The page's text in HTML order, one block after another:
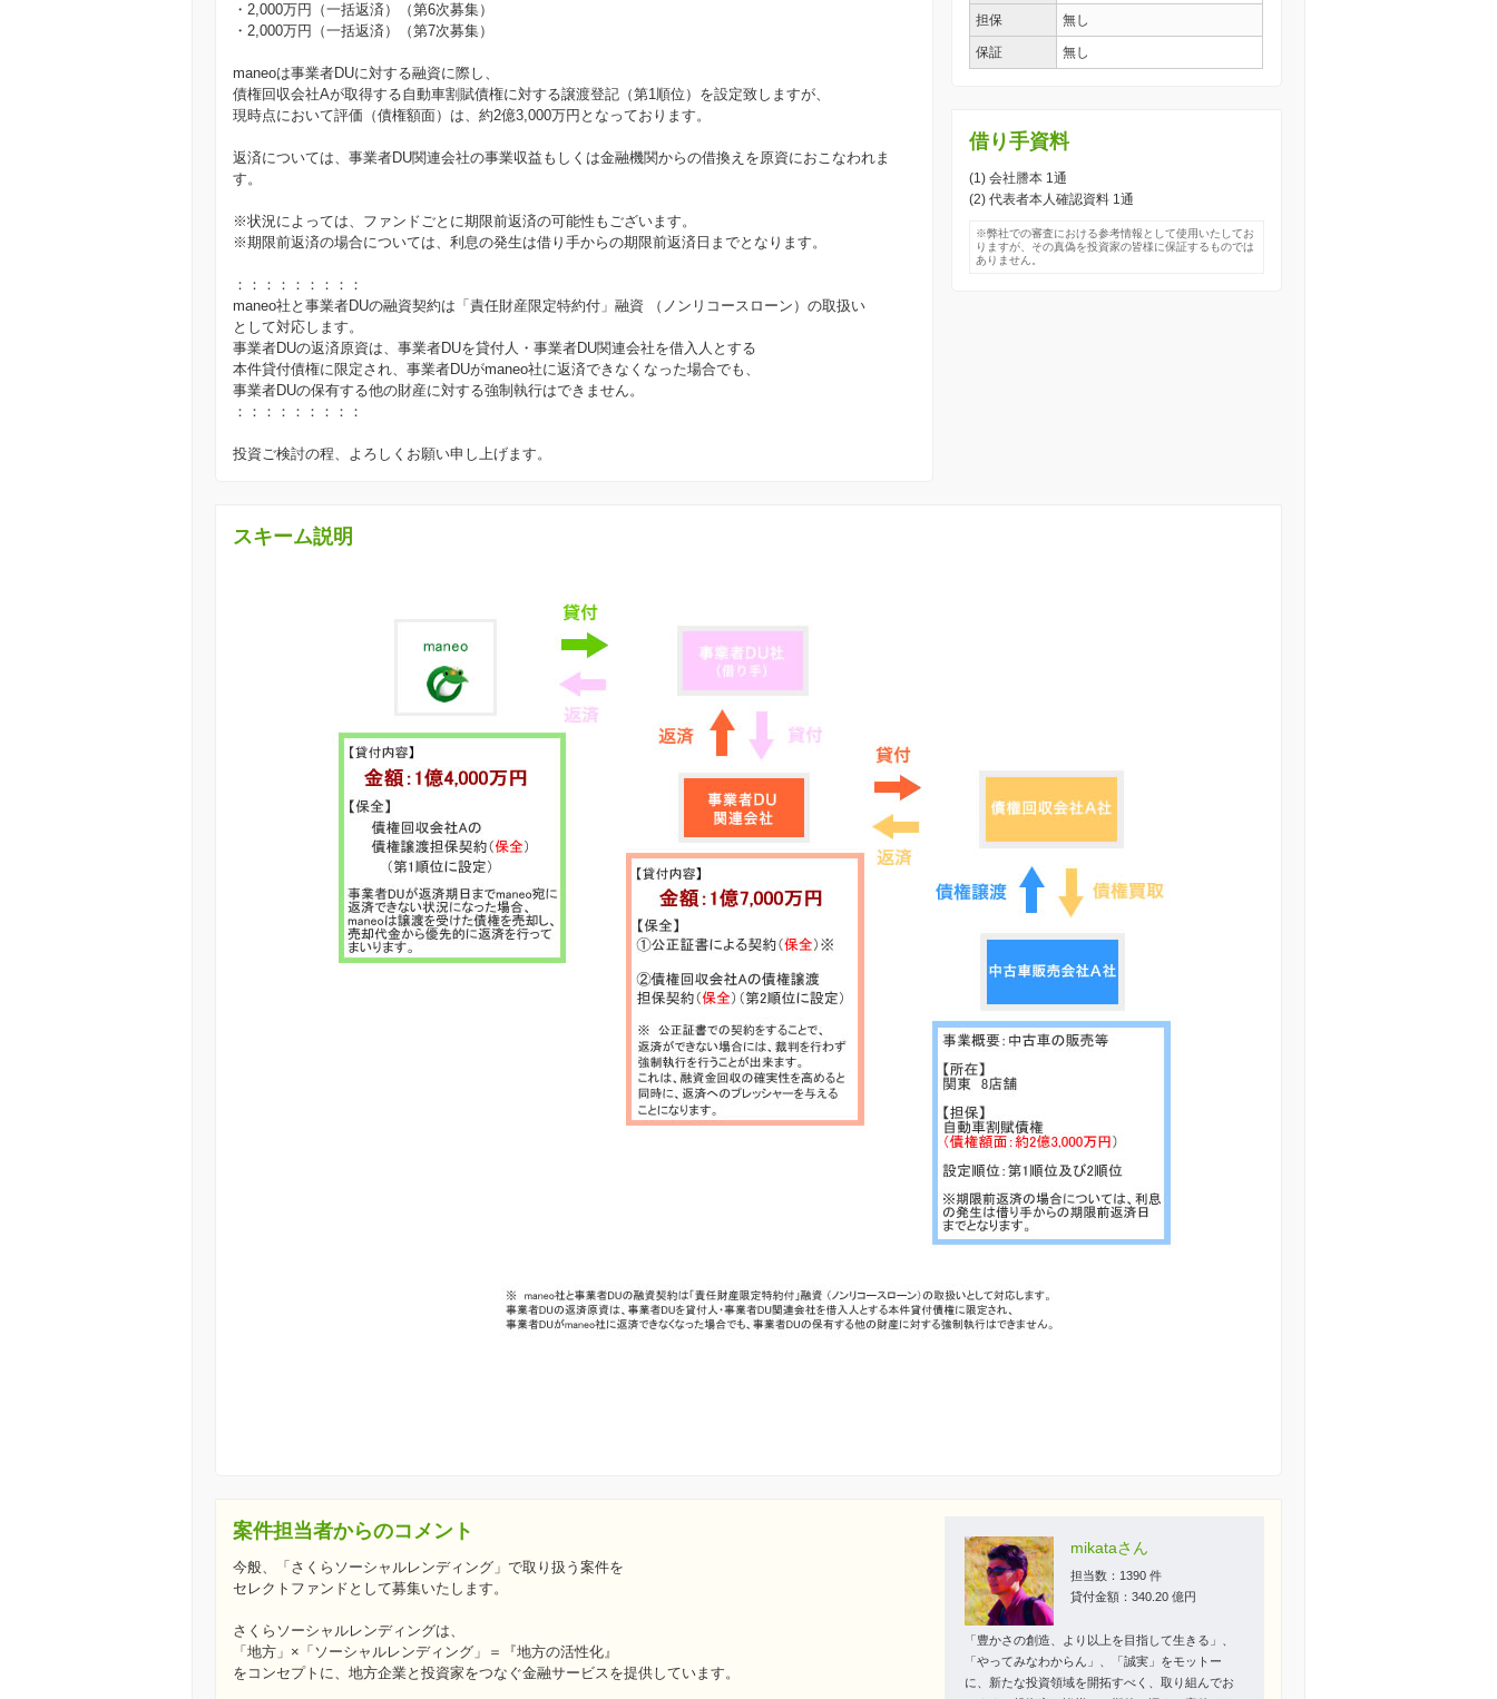
・2,000万円（一括返済）（第6次募集）
・2,000万円（一括返済）（第7次募集）
maneoは事業者DUに対する融資に際し、
債権回収会社Aが取得する自動車割賦債権に対する譲渡登記（第1順位）を設定致しますが、
現時点において評価（債権額面）は、約2億3,000万円となっております。
返済については、事業者DU関連会社の事業収益もしくは金融機関からの借換えを原資におこなわれま
す。
※状況によっては、ファンドごとに期限前返済の可能性もございます。
※期限前返済の場合については、利息の発生は借り手からの期限前返済日までとなります。
：：：：：：：：：
maneo社と事業者DUの融資契約は「責任財産限定特約付」融資 （ノンリコースローン）の取扱い
として対応します。
事業者DUの返済原資は、事業者DUを貸付人・事業者DU関連会社を借入人とする
本件貸付債権に限定され、事業者DUがmaneo社に返済できなくなった場合でも、
事業者DUの保有する他の財産に対する強制執行はできません。
：：：：：：：：：
投資ご検討の程、よろしくお願い申し上げます。
担保 無し
保証 無し
借り手資料
(1) 会社謄本 1通
(2) 代表者本人確認資料 1通
※弊社での審査における参考情報として使用いたしてお
りますが、その真偽を投資家の皆様に保証するものでは
ありません。
スキーム説明
案件担当者からのコメント
今般、「さくらソーシャルレンディング」で取り扱う案件を
セレクトファンドとして募集いたします。
さくらソーシャルレンディングは、
「地方」×「ソーシャルレンディング」＝『地方の活性化』
をコンセプトに、地方企業と投資家をつなぐ金融サービスを提供しています。
mikataさん
担当数：1390 件
貸付金額：340.20 億円
「豊かさの創造、より以上を目指して生きる」、
「やってみなわからん」、「誠実」をモットー
に、新たな投資領域を開拓すべく、取り組んでお